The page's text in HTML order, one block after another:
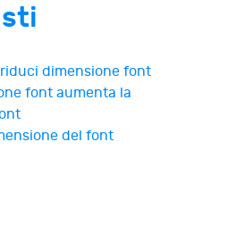
riduci dimensione font
aumenta la